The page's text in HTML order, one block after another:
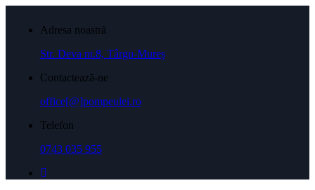
Adresa noastră
Str. Deva nr.8, Târgu-Mureș
Contactează-ne
office[@]pompeulei.ro
Telefon
0743 035 955